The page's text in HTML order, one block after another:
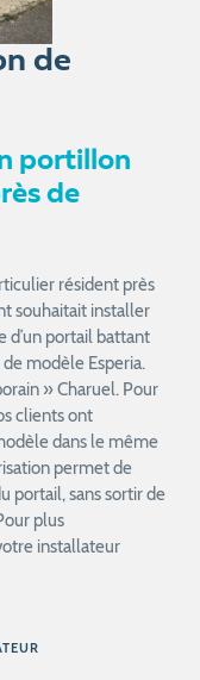
de
portillon
de
résident près
souhaitait installer
d’un portail battant
modèle Esperia.
» Charuel. Pour
clients ont
dans le même
permet de
portail, sans sortir de
plus
installateur